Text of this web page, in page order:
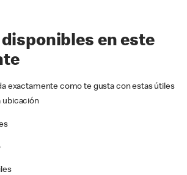
en este
exactamente como te gusta con estas útiles
ubicación